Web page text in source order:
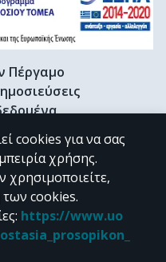
Πέργαμο
βιβλιογραφία
BY-NC 4.0
της "Περγάμου" διατίθεται
cookies για να σας
χρήσης.
χρησιμοποιείτε,
cookies.
: https://www.uo